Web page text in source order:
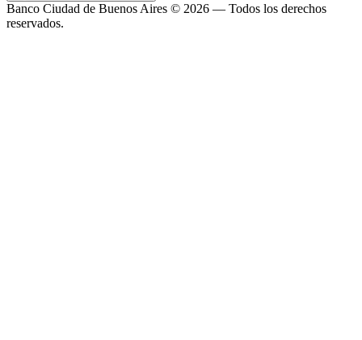
Banco Ciudad de Buenos Aires © 2026 — Todos los derechos
reservados.